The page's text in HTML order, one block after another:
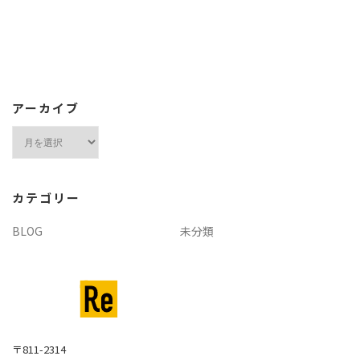
アーカイブ
ブ
カテゴリー
BLOG 未分類
〒811-2314